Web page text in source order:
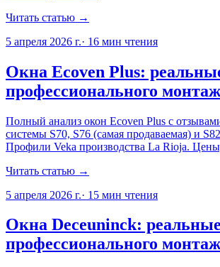
Читать статью →
5 апреля 2026 г.· 16 мин чтения
Окна Ecoven Plus:
профессионального
Полный анализ окон Ecoven Plus с
системы S70, S76 (самая продаваемая) и
Профили Veka производства La Rioja.
Читать статью →
5 апреля 2026 г.· 15 мин чтения
Окна Deceuninck:
профессионального